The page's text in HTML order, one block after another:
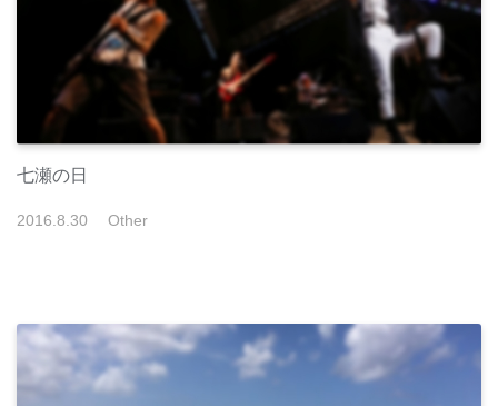
七瀬の日
2016 8 30 Other